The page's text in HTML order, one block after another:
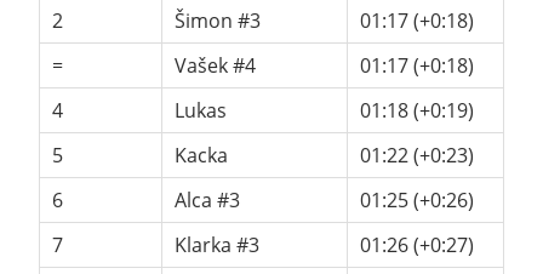
2 Šimon #3
01:17 (+0:18)
=
Vašek #4
01:17 (+0:18)
4
Lukas
01:18 (+0:19)
5
Kacka
01:22 (+0:23)
6
Alca #3
01:25 (+0:26)
7
Klarka #3
01:26 (+0:27)